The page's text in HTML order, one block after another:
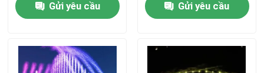
Kiểm soát chất lượng
Liên hệ chúng tôi
Gửi yêu cầu
Gửi yêu cầu